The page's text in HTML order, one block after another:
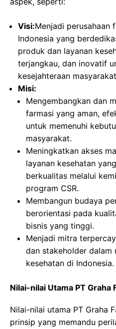
Visi:Menjadi perusahaan
Indonesia yang
produk dan layanan
terjangkau, dan inovatif
kesejahteraan
Misi:
Mengembangkan dan
farmasi yang aman,
untuk memenuhi
masyarakat.
Meningkatkan akses
layanan kesehatan
berkualitas melalui
program CSR.
Membangun budaya
berorientasi pada
bisnis yang tinggi.
Menjadi mitra
dan stakeholder dalam
kesehatan di Indonesia.
Nilai-nilai Utama PT Graha
Nilai-nilai utama PT Graha
prinsip yang memandu